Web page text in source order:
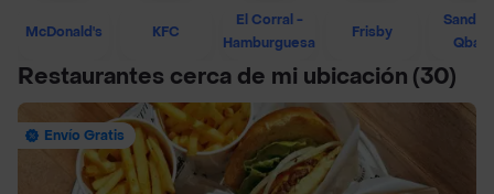
McDonald's KFC
El Corral -
Hamburguesa
Frisby
Restaurantes cerca de mi ubicación (30)
Envío Gratis